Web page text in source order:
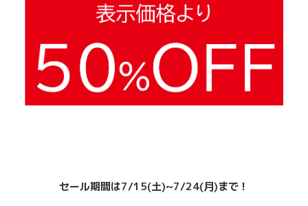
セール期間は7/15(土)~7/24(月)まで！